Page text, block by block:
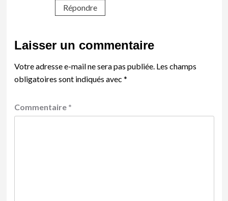
Répondre
Laisser un commentaire
Votre adresse e-mail ne sera pas publiée. Les champs
obligatoires sont indiqués avec *
Commentaire *